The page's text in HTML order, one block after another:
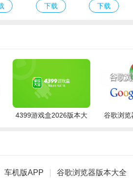
版下
2026官方版
下载
测试app下载
下载
4399游戏盒2026版本大
谷歌浏览
车机版APP 谷歌浏览器版本大全